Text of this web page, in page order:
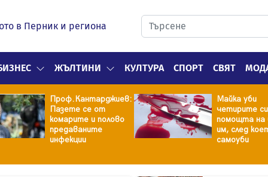
в Перник и региона
ЖЪЛТИНИ КУЛТУРА СПОРТ СВЯТ
Проф.Кантарджиев:
Пазете се от
комарите и полово
предаваните
инфекции
Майка уби
четирите
помощта на
им, след
самоуби